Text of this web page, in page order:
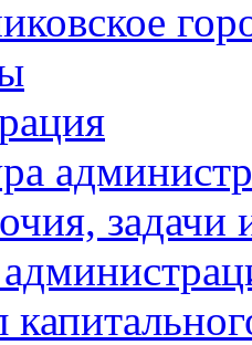
задачи